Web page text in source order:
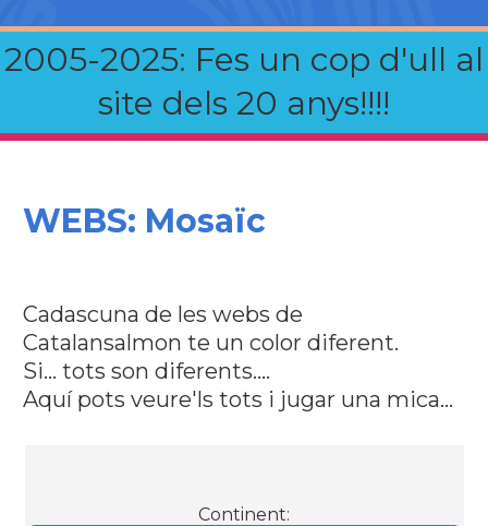
2005-2025: Fes un cop d'ull al
site dels 20 anys!!!!
WEBS: Mosaïc
Cadascuna de les webs de
Catalansalmon te un color diferent.
Si... tots son diferents....
Aquí pots veure'ls tots i jugar una mica...
Continent: